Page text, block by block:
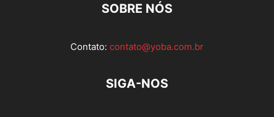
SOBRE NÓS
Contato: contato@yoba.com.br
SIGA-NOS